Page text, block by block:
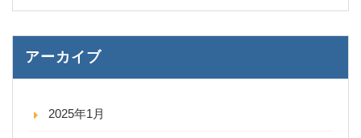
アーカイブ
2025年1月